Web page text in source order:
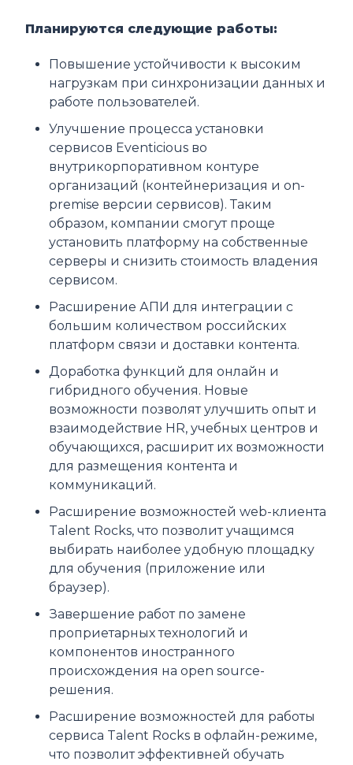
Планируются следующие работы:
Повышение устойчивости к высоким
нагрузкам при синхронизации данных и
работе пользователей.
Улучшение процесса установки
сервисов Eventicious во
внутрикорпоративном контуре
организаций (контейнеризация и on-
premise версии сервисов). Таким
образом, компании смогут проще
установить платформу на собственные
серверы и снизить стоимость владения
сервисом.
Расширение АПИ для интеграции с
большим количеством российских
платформ связи и доставки контента.
Доработка функций для онлайн и
гибридного обучения. Новые
возможности позволят улучшить опыт и
взаимодействие HR, учебных центров и
обучающихся, расширит их возможности
для размещения контента и
коммуникаций.
Расширение возможностей web-клиента
Talent Rocks, что позволит учащимся
выбирать наиболее удобную площадку
для обучения (приложение или
браузер).
Завершение работ по замене
проприетарных технологий и
компонентов иностранного
происхождения на open source-
решения.
Расширение возможностей для работы
сервиса Talent Rocks в офлайн-режиме,
что позволит эффективней обучать